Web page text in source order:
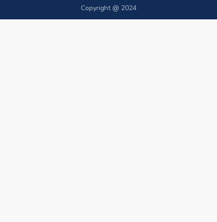
Copyright @ 2024